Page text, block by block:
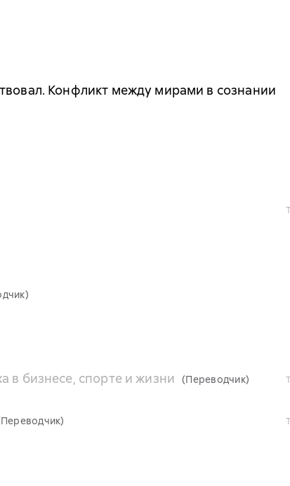
Конфликт между мирами в сознании
в бизнесе, спорте и жизни
(Переводчик)